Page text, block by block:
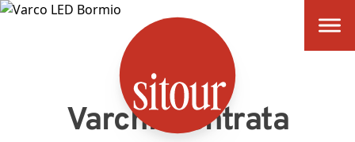
SITOUR
Varchi d'entrata